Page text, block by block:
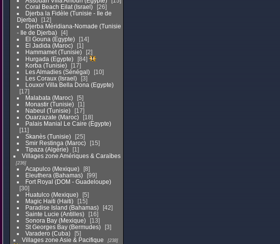
Coral Beach Eilat (Israel)
26
Djerba la Fidèle (Tunisie - Ile de
Djerba)
12
Djerba Méridiana-Nomade (Tunisie
- Ile de Djerba)
4
El Gouna (Egypte)
14
El Jadida (Maroc)
1
Hammamet (Tunisie)
2
Hurgada (Egypte)
84
Korba (Tunisie)
17
Les Almadies (Sénégal)
10
Les Coraux (Israel)
3
Louxor Villa Bella Dona (Egypte)
17
Malabata (Maroc)
5
Monastir (Tunisie)
1
Nabeul (Tunisie)
17
Ouarzazate (Maroc)
18
Palais Manial Le Caire (Egypte)
11
Skanès (Tunisie)
25
Smir Restinga (Maroc)
15
Tipaza (Algérie)
1
Villages zone Amériques & Caraïbes
236
Acapulco (Mexique)
8
Eleuthera (Bahamas)
99
Fort Royal (DOM - Guadeloupe)
30
Huatulco (Mexique)
5
Magic Haiti (Haiti)
15
Paradise Island (Bahamas)
42
Sainte Lucie (Antilles)
16
Sonora Bay (Mexique)
13
St Georges Bay (Bermudes)
3
Varadero (Cuba)
5
Villages zone Asie & Pacifique
238